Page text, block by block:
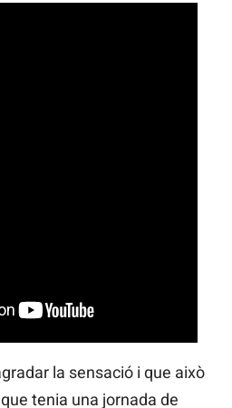
la sensació i que això
tenia una jornada de